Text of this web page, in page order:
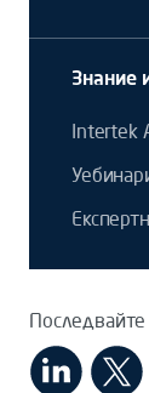
Знание
Intertek